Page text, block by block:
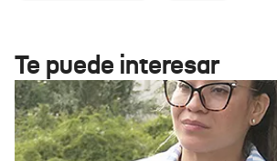
Te puede interesar